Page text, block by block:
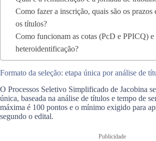
Como fazer a inscrição, quais são os prazos
os títulos?
Como funcionam as cotas (PcD e PPICQ) e
heteroidentificação?
Formato da seleção: etapa única por análise de
O Processos Seletivo Simplificado de Jacobina
única, baseada na análise de títulos e tempo de
máxima é 100 pontos e o mínimo exigido para
segundo o edital.
Publicidade